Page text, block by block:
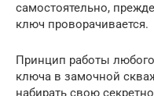
самостоятельно,
ключ проворачивается.
Принцип работы
ключа в замочной
набирать свою